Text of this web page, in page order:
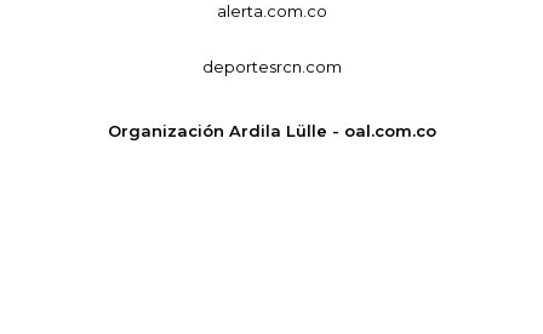
alerta.com.co
deportesrcn.com
Organización Ardila Lülle - oal.com.co